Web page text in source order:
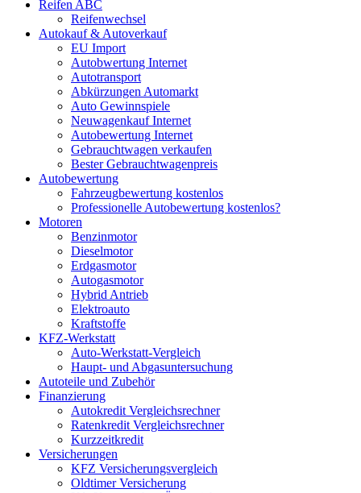
Reifen ABC
Reifenwechsel
Autokauf & Autoverkauf
EU Import
Autobwertung Internet
Autotransport
Abkürzungen Automarkt
Auto Gewinnspiele
Neuwagenkauf Internet
Autobewertung Internet
Gebrauchtwagen verkaufen
Bester Gebrauchtwagenpreis
Autobewertung
Fahrzeugbewertung kostenlos
Professionelle Autobewertung kostenlos?
Motoren
Benzinmotor
Dieselmotor
Erdgasmotor
Autogasmotor
Hybrid Antrieb
Elektroauto
Kraftstoffe
KFZ-Werkstatt
Auto-Werkstatt-Vergleich
Haupt- und Abgasuntersuchung
Autoteile und Zubehör
Finanzierung
Autokredit Vergleichsrechner
Ratenkredit Vergleichsrechner
Kurzzeitkredit
Versicherungen
KFZ Versicherungsvergleich
Oldtimer Versicherung